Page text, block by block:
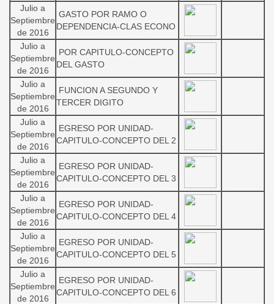
Julio a
Septiembre
de 2016
GASTO POR RAMO O
DEPENDENCIA-CLAS ECONO
Julio a
Septiembre
de 2016
POR CAPITULO-CONCEPTO
DEL GASTO
Julio a
Septiembre
de 2016
FUNCION A SEGUNDO Y
TERCER DIGITO
Julio a
Septiembre
de 2016
EGRESO POR UNIDAD-
CAPITULO-CONCEPTO DEL 2
Julio a
Septiembre
de 2016
EGRESO POR UNIDAD-
CAPITULO-CONCEPTO DEL 3
Julio a
Septiembre
de 2016
EGRESO POR UNIDAD-
CAPITULO-CONCEPTO DEL 4
Julio a
Septiembre
de 2016
EGRESO POR UNIDAD-
CAPITULO-CONCEPTO DEL 5
Julio a
Septiembre
de 2016
EGRESO POR UNIDAD-
CAPITULO-CONCEPTO DEL 6